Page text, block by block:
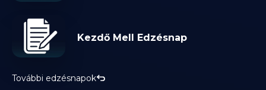
Kezdő Mell Edzésnap
További edzésnapok